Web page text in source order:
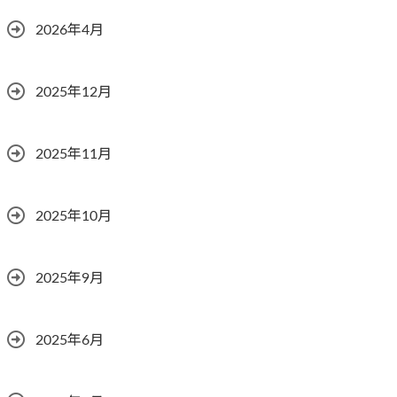
2026年4月
2025年12月
2025年11月
2025年10月
2025年9月
2025年6月